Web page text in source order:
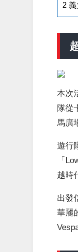
2 義
本次
隊從
馬廣
遊行
「
越時
出發
華麗